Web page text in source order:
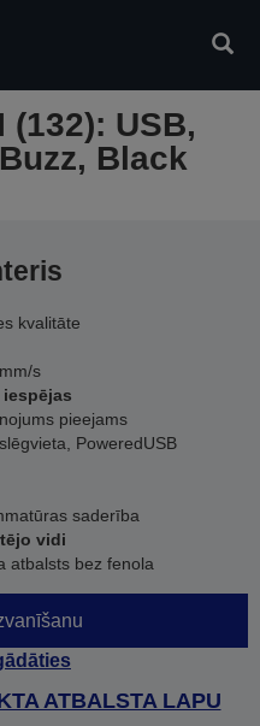
(132): USB,
Black
kvalitāte
s
pieejams
PoweredUSB
saderība
vidi
atbalsts bez fenola
ATBALSTA LAPU